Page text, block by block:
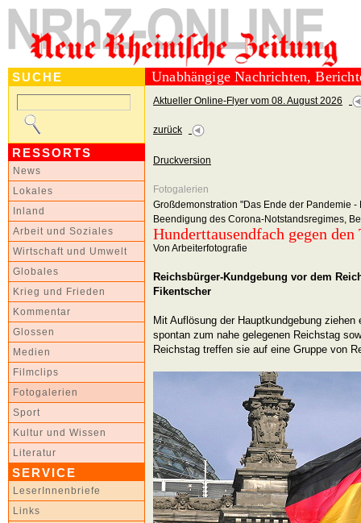
SUCHE
RESSORTS
News
Lokales
Inland
Arbeit und Soziales
Wirtschaft und Umwelt
Globales
Krieg und Frieden
Kommentar
Glossen
Medien
Filmclips
Fotogalerien
Sport
Kultur und Wissen
Literatur
SERVICE
LeserInnenbriefe
Links
Unabhängige Nachrichten,
Aktueller Online-Flyer vom 08. August 2026
zurück
Druckversion
Fotogalerien
Großdemonstration "Das Ende der Pandemie -
Beendigung des Corona-Notstandsregimes,
Hunderttausendfach gegen
Von Arbeiterfotografie
Reichsbürger-Kundgebung vor dem
Fikentscher
Mit Auflösung der Hauptkundgebung
spontan zum nahe gelegenen Reichstag
Reichstag treffen sie auf eine Gruppe von